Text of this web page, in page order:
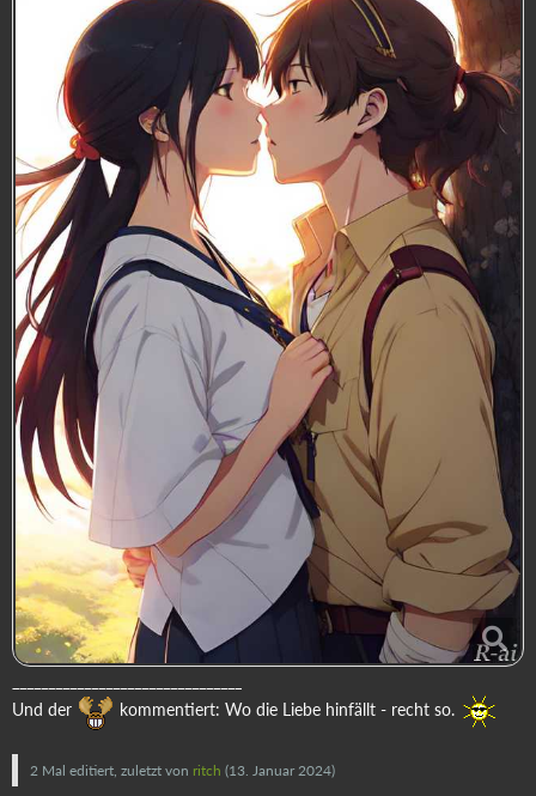
Und der
kommentiert: Wo die Liebe hinfällt - recht so.
2 Mal editiert, zuletzt von ritch (13. Januar 2024)